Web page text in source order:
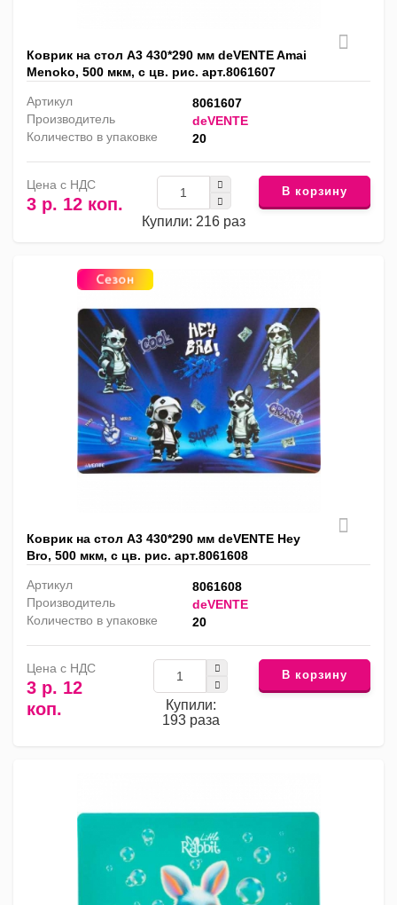
Коврик на стол А3 430*290 мм deVENTE Amai
Menoko, 500 мкм, с цв. рис. арт.8061607
Артикул
8061607
Производитель
deVENTE
Количество в упаковке
20
Цена с НДС
3 р. 12 коп.
Купили: 216 раз
В корзину
Коврик на стол А3 430*290 мм deVENTE Hey
Bro, 500 мкм, с цв. рис. арт.8061608
Артикул
8061608
Производитель
deVENTE
Количество в упаковке
20
Цена с НДС
3 р. 12
коп.
Купили:
193 раза
В корзину